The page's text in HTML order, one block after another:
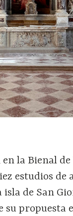
la Bienal de
estudios
de San
su propuesta